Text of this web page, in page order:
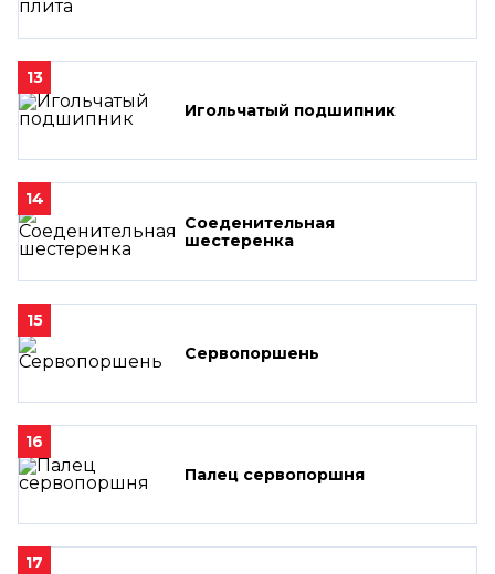
13
Игольчатый подшипник
14
Соеденительная
шестеренка
15
Сервопоршень
16
Палец сервопоршня
17